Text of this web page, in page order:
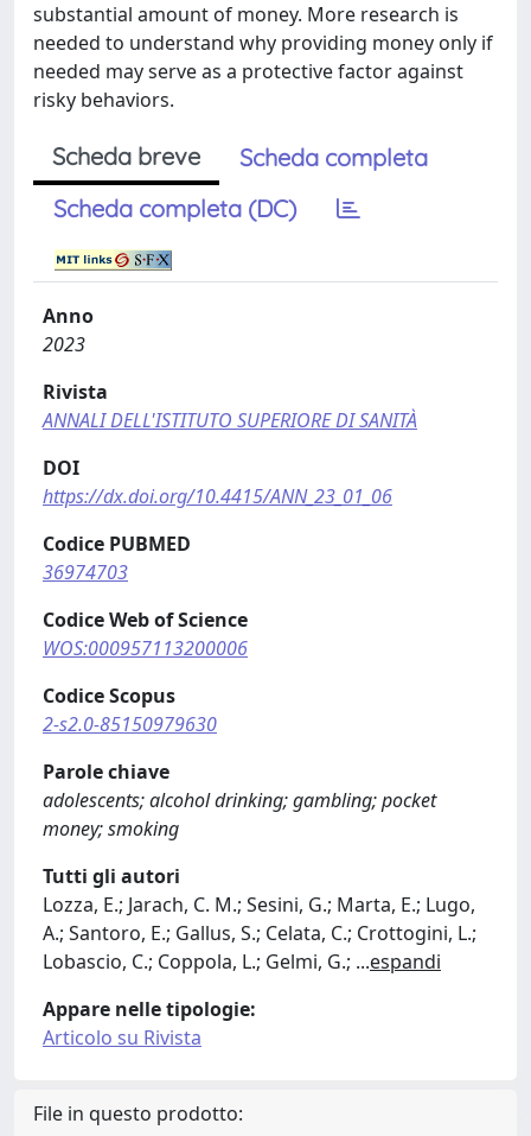
substantial amount of money. More research is
needed to understand why providing money only if
needed may serve as a protective factor against
risky behaviors.
Scheda breve
Scheda completa
Scheda completa (DC)
Anno
2023
Rivista
ANNALI DELL'ISTITUTO SUPERIORE DI SANITÀ
DOI
https://dx.doi.org/10.4415/ANN_23_01_06
Codice PUBMED
36974703
Codice Web of Science
WOS:000957113200006
Codice Scopus
2-s2.0-85150979630
Parole chiave
adolescents; alcohol drinking; gambling; pocket
money; smoking
Tutti gli autori
Lozza, E.; Jarach, C. M.; Sesini, G.; Marta, E.; Lugo,
A.; Santoro, E.; Gallus, S.; Celata, C.; Crottogini, L.;
Lobascio, C.; Coppola, L.; Gelmi, G.; ...espandi
Appare nelle tipologie:
Articolo su Rivista
File in questo prodotto: